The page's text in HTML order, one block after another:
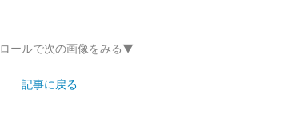
ールで次の画像をみる▼
記事に戻る